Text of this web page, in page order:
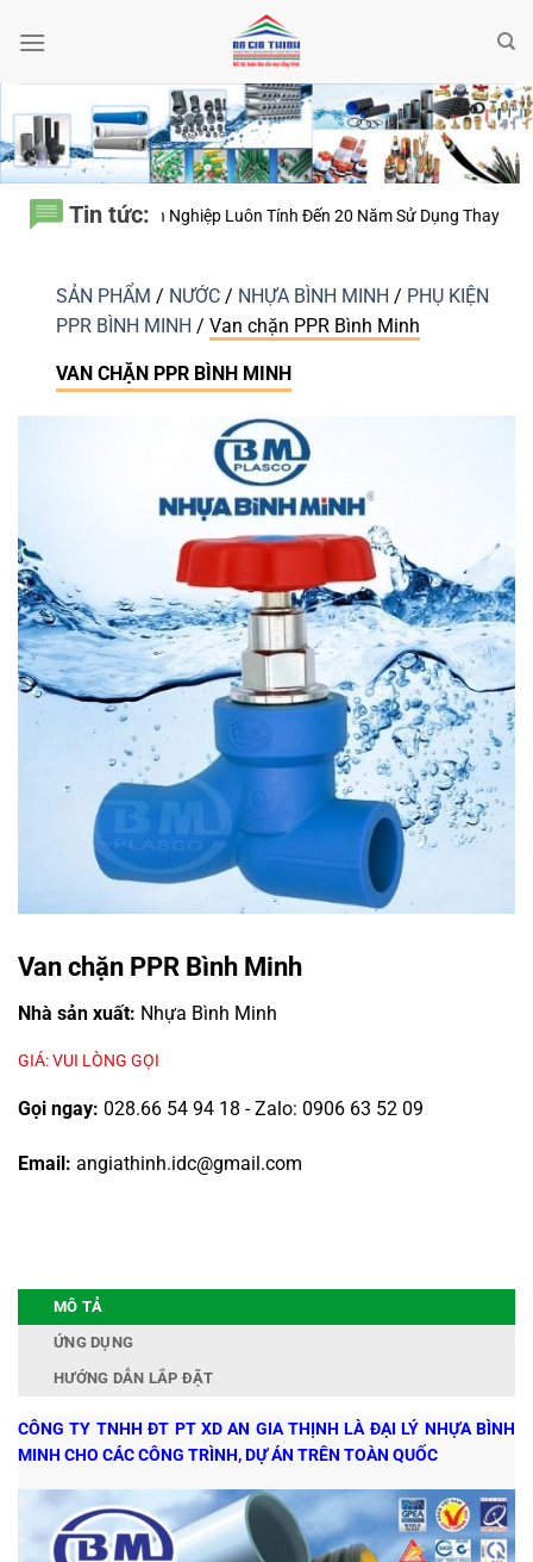
qua
Tin tức:
Luôn Tính Đến 20 Năm Sử Dụng Thay Vì Chỉ Giá Thành? Thiết
SẢN PHẨM / NƯỚC / NHỰA BÌNH MINH / PHỤ KIỆN
PPR BÌNH MINH / Van chặn PPR Bình Minh
VAN CHẶN PPR BÌNH MINH
Van chặn PPR Bình Minh
Nhà sản xuất: Nhựa Bình Minh
GIÁ: VUI LÒNG GỌI
Gọi ngay: 028.66 54 94 18 - Zalo: 0906 63 52 09
Email: angiathinh.idc@gmail.com
MÔ TẢ
ỨNG DỤNG
HƯỚNG DẪN LẮP ĐẶT
CÔNG TY TNHH ĐT PT XD AN GIA THỊNH LÀ ĐẠI LÝ NHỰA BÌNH
MINH CHO CÁC CÔNG TRÌNH, DỰ ÁN TRÊN TOÀN QUỐC